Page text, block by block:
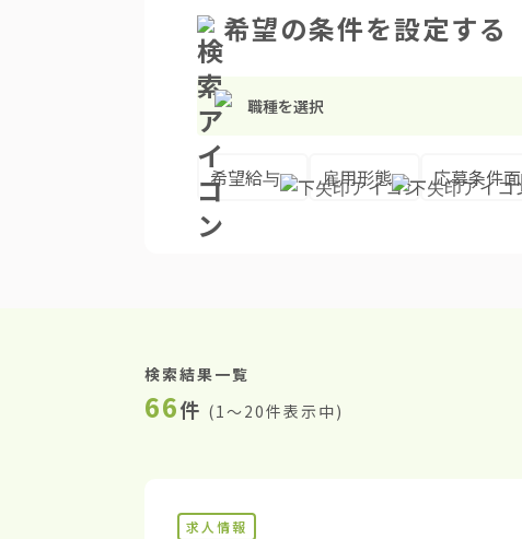
希望の条件を設定する
職種を選択
希望給与 雇用形態 応募条件面
検索結果一覧
66件 (1〜20件表示中)
求人情報